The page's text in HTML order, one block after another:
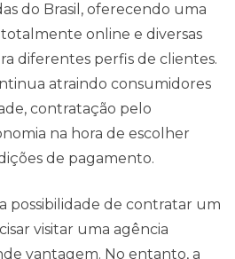
do Brasil, oferecendo uma
online e diversas
diferentes perfis de clientes.
atraindo consumidores
contratação pelo
na hora de escolher
de pagamento.
possibilidade de contratar um
visitar uma agência
vantagem. No entanto, a